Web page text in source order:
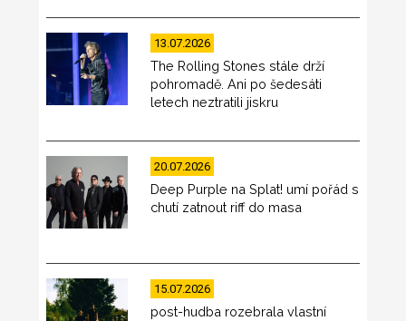
13.07.2026
The Rolling Stones stále drží
pohromadě. Ani po šedesáti
letech neztratili jiskru
20.07.2026
Deep Purple na Splat! umí pořád s
chutí zatnout riff do masa
15.07.2026
post-hudba rozebrala vlastní